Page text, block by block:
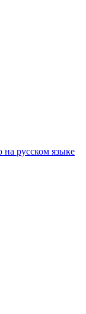
на русском языке